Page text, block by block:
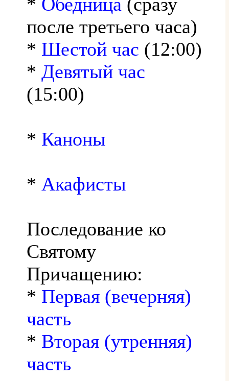
после третьего часа)
* Шестой час (12:00)
* Девятый час
(15:00)
* Каноны
* Акафисты
Последование ко
Святому
Причащению:
* Первая (вечерняя)
часть
* Вторая (утренняя)
часть